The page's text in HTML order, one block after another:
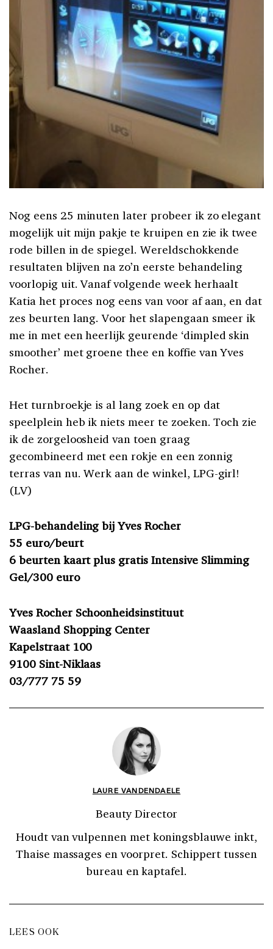
Nog eens 25 minuten later probeer ik zo elegant
mogelijk uit mijn pakje te kruipen en zie ik twee
rode billen in de spiegel. Wereldschokkende
resultaten blijven na zo’n eerste behandeling
voorlopig uit. Vanaf volgende week herhaalt
Katia het proces nog eens van voor af aan, en dat
zes beurten lang. Voor het slapengaan smeer ik
me in met een heerlijk geurende ‘dimpled skin
smoother’ met groene thee en koffie van Yves
Rocher.
Het turnbroekje is al lang zoek en op dat
speelplein heb ik niets meer te zoeken. Toch zie
ik de zorgeloosheid van toen graag
gecombineerd met een rokje en een zonnig
terras van nu. Werk aan de winkel, LPG-girl!
(LV)
LPG-behandeling bij Yves Rocher
55 euro/beurt
6 beurten kaart plus gratis Intensive Slimming
Gel/300 euro
Yves Rocher Schoonheidsinstituut
Waasland Shopping Center
Kapelstraat 100
9100 Sint-Niklaas
03/777 75 59
LAURE VANDENDAELE
Beauty Director
Houdt van vulpennen met koningsblauwe inkt,
Thaise massages en voorpret. Schippert tussen
bureau en kaptafel.
LEES OOK